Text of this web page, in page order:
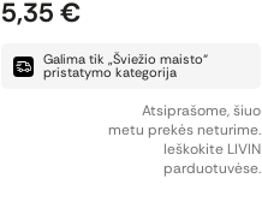
5,35 €
Galima tik „Šviežio maisto“
pristatymo kategorija
Atsiprašome, šiuo
metu prekės neturime.
Ieškokite LIVIN
parduotuvėse.